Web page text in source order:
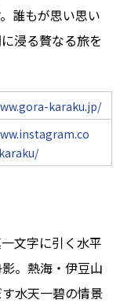
誰もが思い思い
浸る贅なる旅を
karaku.jp/
文字に引く水平
。熱海・伊豆山
水天一碧の情景